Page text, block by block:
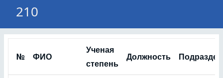
210
№ ФИО
Ученая
степень
Должность